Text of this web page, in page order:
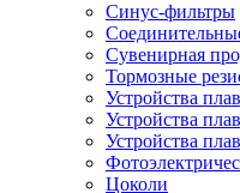
Синус-фильтры
Сувенирная
Тормозные
Устройства
Устройства
Устройства
Цоколи